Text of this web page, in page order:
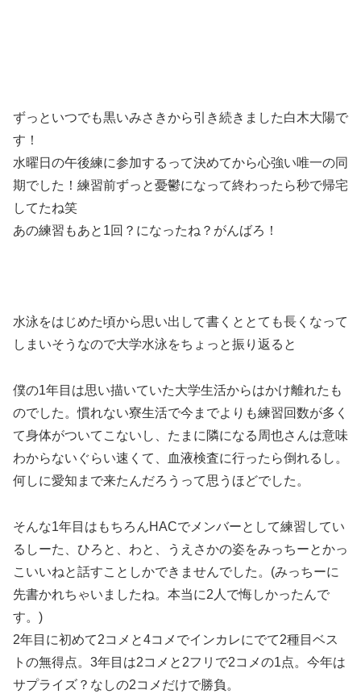
ずっといつでも黒いみさきから引き続きました白木大陽で
す！
水曜日の午後練に参加するって決めてから心強い唯一の同
期でした！練習前ずっと憂鬱になって終わったら秒で帰宅
してたね笑
あの練習もあと1回？になったね？がんばろ！
水泳をはじめた頃から思い出して書くととても長くなって
しまいそうなので大学水泳をちょっと振り返ると
僕の1年目は思い描いていた大学生活からはかけ離れたも
のでした。慣れない寮生活で今までよりも練習回数が多く
て身体がついてこないし、たまに隣になる周也さんは意味
わからないぐらい速くて、血液検査に行ったら倒れるし。
何しに愛知まで来たんだろうって思うほどでした。
そんな1年目はもちろんHACでメンバーとして練習してい
るしーた、ひろと、わと、うえさかの姿をみっちーとかっ
こいいねと話すことしかできませんでした。(みっちーに
先書かれちゃいましたね。本当に2人で悔しかったんで
す。)
2年目に初めて2コメと4コメでインカレにでて2種目ベス
トの無得点。3年目は2コメと2フリで2コメの1点。今年は
サプライズ？なしの2コメだけで勝負。